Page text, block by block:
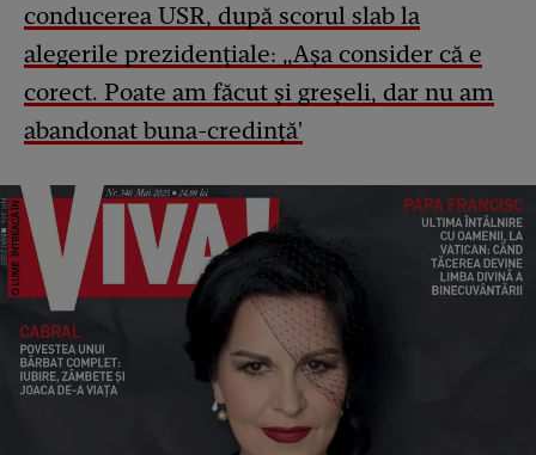
conducerea USR, după scorul slab la
alegerile prezidențiale: „Așa consider că e
corect. Poate am făcut și greșeli, dar nu am
abandonat buna-credință'